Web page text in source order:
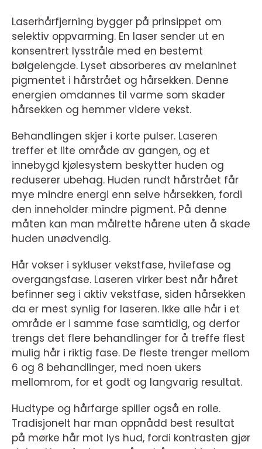
Laserhårfjerning bygger på prinsippet om
selektiv oppvarming. En laser sender ut en
konsentrert lysstråle med en bestemt
bølgelengde. Lyset absorberes av melaninet
pigmentet i hårstrået og hårsekken. Denne
energien omdannes til varme som skader
hårsekken og hemmer videre vekst.
Behandlingen skjer i korte pulser. Laseren
treffer et lite område av gangen, og et
innebygd kjølesystem beskytter huden og
reduserer ubehag. Huden rundt hårstrået får
mye mindre energi enn selve hårsekken, fordi
den inneholder mindre pigment. På denne
måten kan man målrette hårene uten å skade
huden unødvendig.
Hår vokser i sykluser vekstfase, hvilefase og
overgangsfase. Laseren virker best når håret
befinner seg i aktiv vekstfase, siden hårsekken
da er mest synlig for laseren. Ikke alle hår i et
område er i samme fase samtidig, og derfor
trengs det flere behandlinger for å treffe flest
mulig hår i riktig fase. De fleste trenger mellom
6 og 8 behandlinger, med noen ukers
mellomrom, for et godt og langvarig resultat.
Hudtype og hårfarge spiller også en rolle.
Tradisjonelt har man oppnådd best resultat
på mørke hår mot lys hud, fordi kontrasten gjør